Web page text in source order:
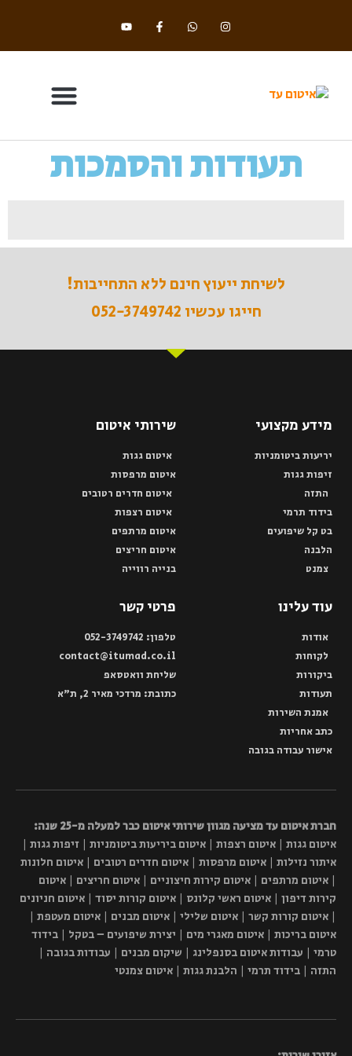
תעודות והסמכות
כתב אחריות לדוגמא
אישור עבודה בגובה
עמוד ראשון
לשיחת ייעוץ חינם ללא התחייבות!
חייגו עכשיו 052-3749742
מידע מקצועי
יריעות ביטומניות
זיפות גגות
התזה
בידוד תרמי
בט קל שיפועים
הלבנה
צמנט
שירותי איטום
איטום גגות
איטום מרפסות
איטום חדרים רטובים
איטום רצפות
איטום מרתפים
איטום חריצים
בנייה רווייה
עוד עלינו
אודות
לקוחות
ביקורות
תעודות
אמנת השירות
כתב אחריות
אישור עבודה בגובה
פרטי קשר
טלפון: 052-3749742
contact@itumad.co.il
שליחת וואטסאפ
כתובת: מרדכי מאיר 2, ת"א
חברת איטום עד מציעה מגוון שירותי איטום כבר למעלה מ-25 שנה:
איטום גגות | איטום רצפות | איטום ביריעות ביטומניות | זיפות גגות |
איתור נזילות | איטום מרפסות | איטום חדרים רטובים | איטום חלונות
| איטום מרתפים | איטום קירות חיצוניים | איטום חריצים | איטום
קירות דיפון | איטום ראשי קלונס | איטום קורות יסוד | איטום חניונים
| איטום קורות קשר | איטום שלילי | איטום מבנים | איטום מעטפת |
איטום בריכות | איטום מאגרי מים | יצירת שיפועים – בטקל | בידוד
טרמי | עבודות איטום בסנפלינג | שיקום מבנים | עבודות בגובה |
התזה | בידוד תרמי | הלבנת גגות | איטום צמנטי